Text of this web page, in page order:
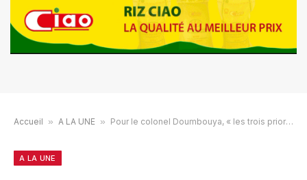
Accueil » A LA UNE » Pour le colonel Doumbouya, « les trois priorités de la transition sont le social, l’économie et le politique »
A LA UNE